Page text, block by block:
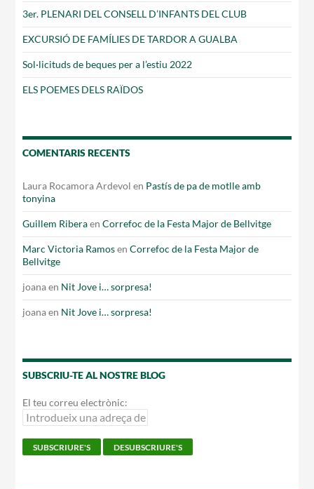
3er. PLENARI DEL CONSELL D’INFANTS DEL CLUB
EXCURSIÓ DE FAMÍLIES DE TARDOR A GUALBA
Sol·licituds de beques per a l’estiu 2022
ELS POEMES DELS RAÏDOS
COMENTARIS RECENTS
Laura Rocamora Ardevol en Pastís de pa de motlle amb
tonyina
Guillem RiberaenCorrefoc de la Festa Major de Bellvitge
Marc Victoria RamosenCorrefoc de la Festa Major de
Bellvitge
joanaen Nit Jove i… sorpresa!
joanaen Nit Jove i… sorpresa!
SUBSCRIU-TE AL NOSTRE BLOG
El teu correu electrònic: